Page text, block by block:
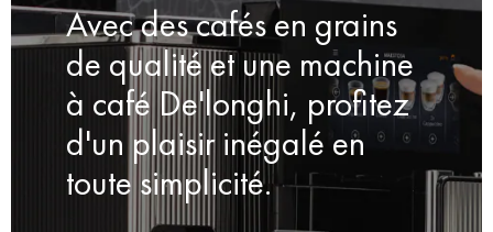
Avec des cafés en grains
de qualité et une machine
à café De'longhi, profitez
d'un plaisir inégalé en
toute simplicité.